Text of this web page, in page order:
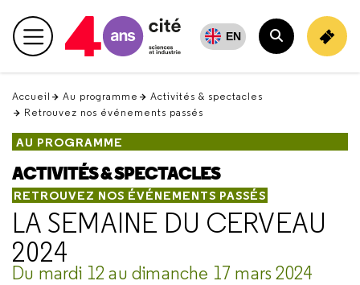
en
haut Menu principal EN
Rechercher
Accueil Au programme
Activités & spectacles
Retrouvez nos événements passés
AU PROGRAMME
ACTIVITÉS & SPECTACLES
RETROUVEZ NOS ÉVÉNEMENTS PASSÉS
LA SEMAINE DU CERVEAU
2024
Du mardi 12 au dimanche 17 mars 2024